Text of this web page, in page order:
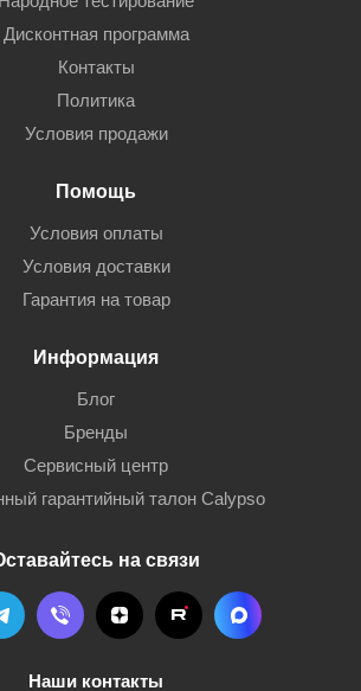
Дисконтная программа
Контакты
Политика
Условия продажи
Помощь
Условия оплаты
Условия доставки
Гарантия на товар
Информация
Блог
Бренды
Сервисный центр
гарантийный талон Calypso
на связи
Наши контакты